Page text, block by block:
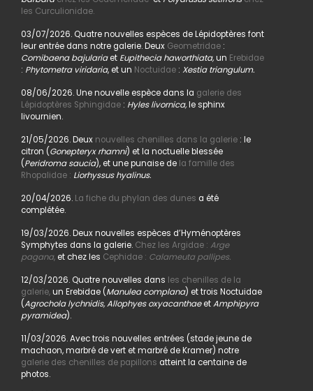
les Curculionidae.
03/07/2026. Quatre nouvelles espèces de Lépidoptères font
leur entrée dans notre galerie. Deux Geometridae:
Comibaena bajulariaet Eupithecia haworthiata,un Erebidae
: Phytometra viridaria, et un Noctuidae: Xestia triangulum.
08/06/2026. Une nouvelle espèce dans la galerie des
Lépidoptères Sphingidae: Hyles livornica,le sphinx
livournien.
21/05/2026. Deux nouvelles chenilles dans la galerie : le
citron (Gonepteryx rhamni) et la noctuelle blessée
(Peridroma saucia), et une punaise dela famille des
Rhopalidae : Liorhyssus hyalinus.
20/04/2026. La fiche du phylan des dunes a été
complétée.
19/03/2026. Deux nouvelles espèces d’Hyménoptères
Symphytes dans la galerie. Chez les Argidae : Arge
pagana,et chez les Cephidae : Calameuta pallipes.
12/03/2026. Quatre nouvelles dans les chenilles de la
galerie,un Erebidae (Manulea complana) et trois Noctuidae
(Agrochola lychnidis, Allophyes oxyacanthaeetAmphipyra
pyramidea).
11/03/2026. Avec trois nouvelles entrées (stade jeune de
machaon, marbré de vert et marbré de Kramer) notre
galerie des chenilles de papillons atteint la centaine de
photos.